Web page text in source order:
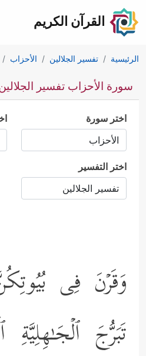
القرآن الكريم
الرئيسية تفسير الجلالين الأحزاب
سورة الأحزاب تفسير الجلالين
اختر سورة
اختر التفسير
وَقَرۡنَ فِی
تَبَرُّجَ ٱلۡجَـٰهِلِیَّةِ